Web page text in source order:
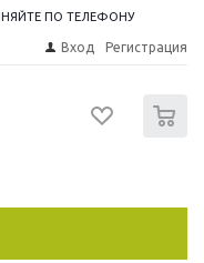
ПО ТЕЛЕФОНУ
Вход Регистрация